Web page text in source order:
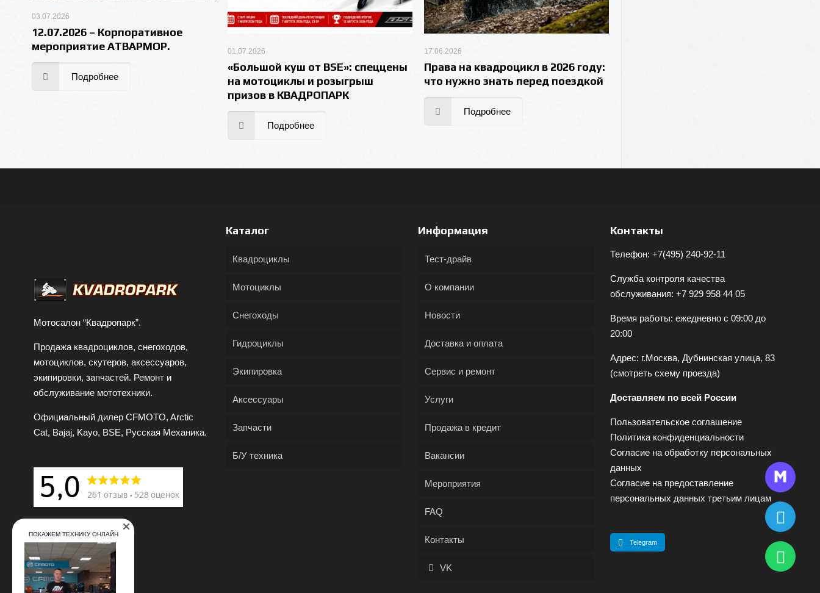
03.07.2026
12.07.2026 – Корпоративное
мероприятие АТВАРМОР.
Подробнее
01.07.2026
«Большой куш от BSE»: спеццены
на мотоциклы и розыгрыш
призов в КВАДРОПАРК
Подробнее
17.06.2026
Права на квадроцикл в 2026 году:
что нужно знать перед поездкой
Подробнее
Мотосалон “Квадропарк”.
Продажа квадроциклов, снегоходов,
мотоциклов, скутеров, аксессуаров,
экипировки, запчастей. Ремонт и
обслуживание мототехники.
Официальный дилер CFMOTO, Arctic
Cat, Bajaj, Kayo, BSE, Русская Механика.
Каталог
Квадроциклы
Мотоциклы
Снегоходы
Гидроциклы
Экипировка
Аксессуары
Запчасти
Б/У техника
Информация
Тест-драйв
О компании
Новости
Доставка и оплата
Сервис и ремонт
Услуги
Продажа в кредит
Вакансии
Мероприятия
FAQ
Контакты
VK
Контакты
Телефон: +7(495) 240-92-11
Служба контроля качества
обслуживания: +7 929 958 44 05
Время работы: ежедневно с 09:00 до
20:00
Адрес: г.Москва, Дубнинская улица, 83
(смотреть схему проезда)
Доставляем по всей России
Пользовательское соглашение
Политика конфиденциальности
Согласие на обработку персональных
данных
Согласие на предоставление
персональных данных третьим лицам
Telegram
ПОКАЖЕМ ТЕХНИКУ ОНЛАЙН